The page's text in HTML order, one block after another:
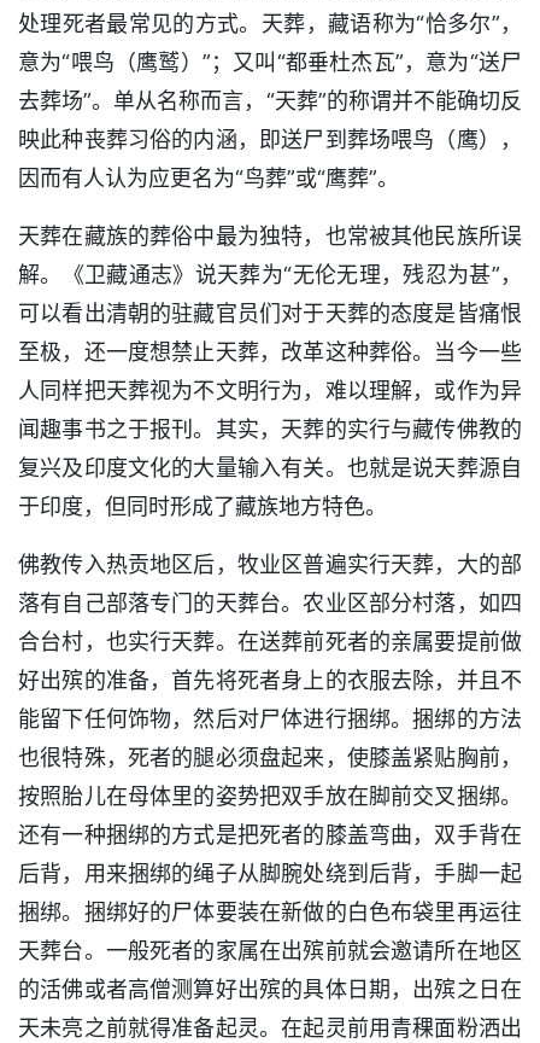
处理死者最常见的方式。天葬，藏语称为“恰多尔”，
意为“喂鸟（鹰鹫）”；又叫“都垂杜杰瓦”，意为“送尸
去葬场”。单从名称而言，“天葬”的称谓并不能确切反
映此种丧葬习俗的内涵，即送尸到葬场喂鸟（鹰），
因而有人认为应更名为“鸟葬”或“鹰葬”。
天葬在藏族的葬俗中最为独特，也常被其他民族所误
解。《卫藏通志》说天葬为“无伦无理，残忍为甚”，
可以看出清朝的驻藏官员们对于天葬的态度是皆痛恨
至极，还一度想禁止天葬，改革这种葬俗。当今一些
人同样把天葬视为不文明行为，难以理解，或作为异
闻趣事书之于报刊。其实，天葬的实行与藏传佛教的
复兴及印度文化的大量输入有关。也就是说天葬源自
于印度，但同时形成了藏族地方特色。
佛教传入热贡地区后，牧业区普遍实行天葬，大的部
落有自己部落专门的天葬台。农业区部分村落，如四
合台村，也实行天葬。在送葬前死者的亲属要提前做
好出殡的准备，首先将死者身上的衣服去除，并且不
能留下任何饰物，然后对尸体进行捆绑。捆绑的方法
也很特殊，死者的腿必须盘起来，使膝盖紧贴胸前，
按照胎儿在母体里的姿势把双手放在脚前交叉捆绑。
还有一种捆绑的方式是把死者的膝盖弯曲，双手背在
后背，用来捆绑的绳子从脚腕处绕到后背，手脚一起
捆绑。捆绑好的尸体要装在新做的白色布袋里再运往
天葬台。一般死者的家属在出殡前就会邀请所在地区
的活佛或者高僧测算好出殡的具体日期，出殡之日在
天未亮之前就得准备起灵。在起灵前用青稞面粉洒出